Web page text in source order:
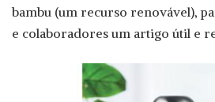
bambu (um recurso renovável),
e colaboradores um artigo útil e